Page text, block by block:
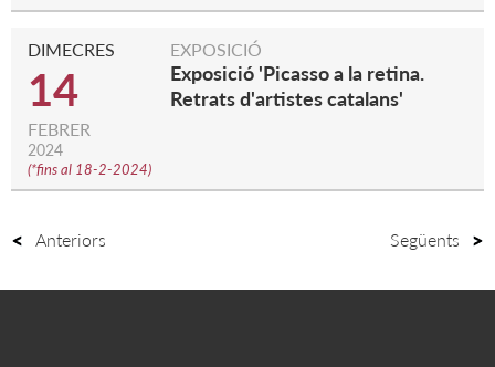
DIMECRES
14
FEBRER
2024
(*fins al 18-2-2024)
EXPOSICIÓ
Exposició 'Picasso a la retina.
Retrats d'artistes catalans'
Anteriors Següents